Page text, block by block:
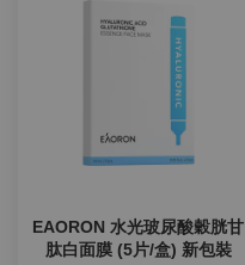
EAORON 水光玻尿酸穀胱甘
肽白面膜 (5片/盒) 新包裝